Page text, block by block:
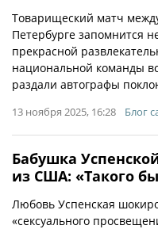
Товарищеский матч
Петербурге запомнится
прекрасной
национальной команды
раздали автографы
13 ноября 2025, 16:28 Блог
Бабушка
из США: «Такого
Любовь Успенская
«сексуального